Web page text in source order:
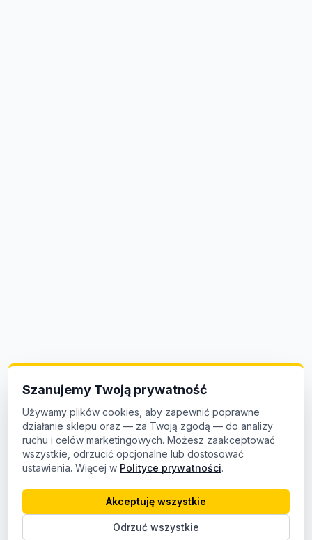
Szanujemy Twoją prywatność
Używamy plików cookies, aby zapewnić poprawne
działanie sklepu oraz — za Twoją zgodą — do analizy
ruchu i celów marketingowych. Możesz zaakceptować
wszystkie, odrzucić opcjonalne lub dostosować
ustawienia. Więcej w Polityce prywatności.
Odrzuć wszystkie
Akceptuję wszystkie